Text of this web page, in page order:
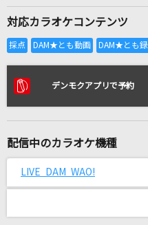
全
リアルタイムで
1991(ビデオクリップバ
エルダーフラワー
対応カラオケコンテンツ
デンモクアプリで予約
配信中のカラオケ機種
LIVE DAM WAO!